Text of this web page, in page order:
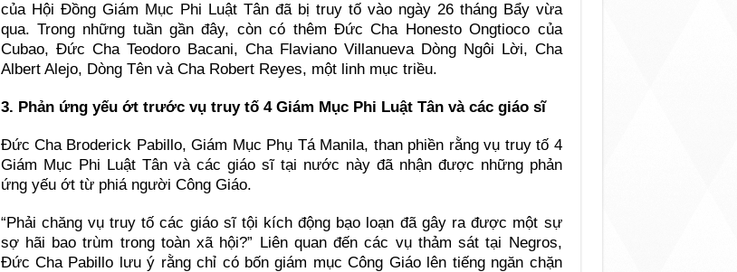
của Hội Đồng Giám Mục Phi Luật Tân đã bị truy tố vào ngày 26 tháng Bẩy vừa
qua. Trong những tuần gần đây, còn có thêm Đức Cha Honesto Ongtioco của
Cubao, Đức Cha Teodoro Bacani, Cha Flaviano Villanueva Dòng Ngôi Lời, Cha
Albert Alejo, Dòng Tên và Cha Robert Reyes, một linh mục triều.
3. Phản ứng yếu ớt trước vụ truy tố 4 Giám Mục Phi Luật Tân và các giáo sĩ
Đức Cha Broderick Pabillo, Giám Mục Phụ Tá Manila, than phiền rằng vụ truy tố 4
Giám Mục Phi Luật Tân và các giáo sĩ tại nước này đã nhận được những phản
ứng yếu ớt từ phiá người Công Giáo.
“Phải chăng vụ truy tố các giáo sĩ tội kích động bạo loạn đã gây ra được một sự
sợ hãi bao trùm trong toàn xã hội?” Liên quan đến các vụ thảm sát tại Negros,
Đức Cha Pabillo lưu ý rằng chỉ có bốn giám mục Công Giáo lên tiếng ngăn chặn